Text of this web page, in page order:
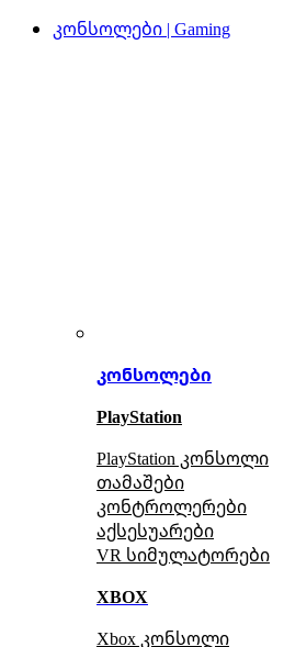
კონსოლები | Gaming
კონსოლები
PlayStation
PlayStation კონსოლი
თამაშები
კონტროლერები
აქსესუარები
VR სიმულატორები
XBOX
Xbox კონსოლი